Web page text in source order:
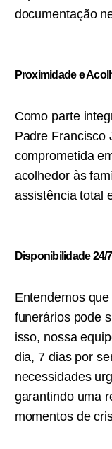
documentação
Proximidade e
Como parte
Padre Francisco
comprometida
acolhedor às
assistência total
Disponibilidade 24/7
Entendemos
funerários pode
isso, nossa
dia, 7 dias por
necessidades
garantindo uma
momentos de